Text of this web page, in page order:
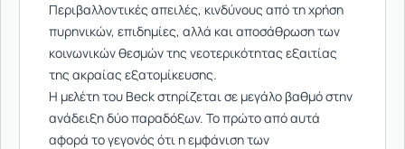
Περιβαλλοντικές απειλές, κινδύνους από τη χρήση
πυρηνικών, επιδημίες, αλλά και αποσάθρωση των
κοινωνικών θεσμών της νεοτερικότητας εξαιτίας
της ακραίας εξατομίκευσης.
Η μελέτη του Beck στηρίζεται σε μεγάλο βαθμό στην
ανάδειξη δύο παραδόξων. Το πρώτο από αυτά
αφορά το γεγονός ότι η εμφάνιση των